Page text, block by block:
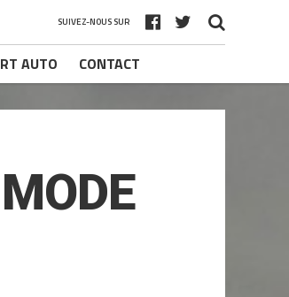
SUIVEZ-NOUS SUR
AUTO CONTACT